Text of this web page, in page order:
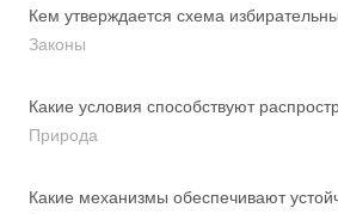
Кем утверждается схема
Законы
Какие условия способствуют
Природа
Какие механизмы обеспечивают